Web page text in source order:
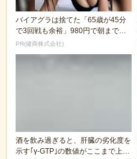
バイアグラは捨てた「65歳が45分
で3回戦も余裕」980円で朝まで絶
好調！
PR(健商株式会社)
酒を飲み過ぎると、肝臓の劣化度を
示す｢γ-GTP｣の数値がここまで上が